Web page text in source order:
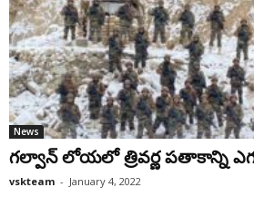
News
గల్వాన్​ లోయలో త్రివర్ణ పతాకాన్ని
vskteam - January 4, 2022